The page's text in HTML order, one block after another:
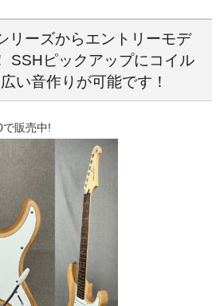
リーズからエントリーモデ
SSHピックアップにコイル
い音作りが可能です！
販売中!